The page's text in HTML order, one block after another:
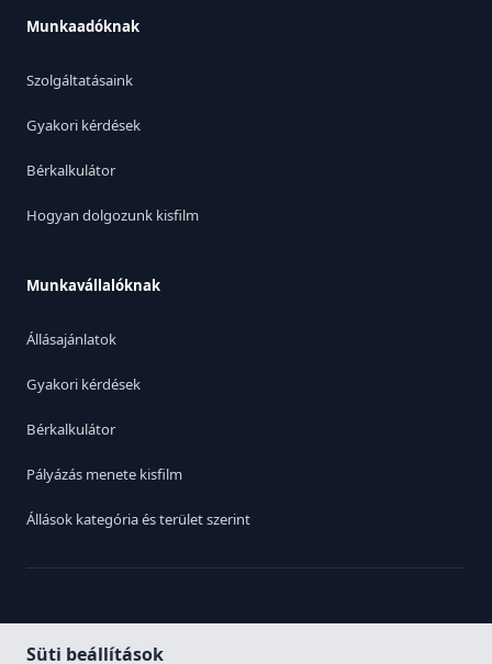
Munkaadóknak
Szolgáltatásaink
Gyakori kérdések
Bérkalkulátor
Hogyan dolgozunk kisfilm
Munkavállalóknak
Állásajánlatok
Gyakori kérdések
Bérkalkulátor
Pályázás menete kisfilm
Állások kategória és terület szerint
Switch to English | Adatvédelmi irányelvek
Süti beállítások